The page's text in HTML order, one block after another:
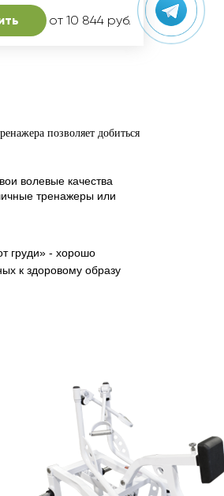
от 10 844 руб.
позволяет добиться
волевые качества
тренажеры или
груди» - хорошо
к здоровому образу